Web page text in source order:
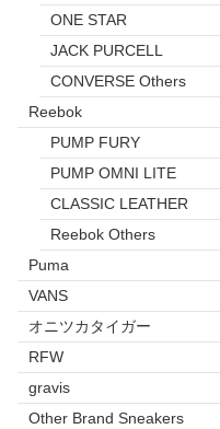
ONE STAR
JACK PURCELL
CONVERSE Others
Reebok
PUMP FURY
PUMP OMNI LITE
CLASSIC LEATHER
Reebok Others
Puma
VANS
オニツカタイガー
RFW
gravis
Other Brand Sneakers